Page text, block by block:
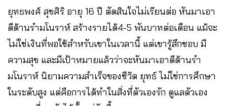
ยุทธพงศ์ สุขศิริ อายุ 16 ปี ตัดสินใจไม่เรียนต่อ หันมาเอา
ดีด้านรำมโนราห์ สร้างรายได้4-5 พันบาทต่อเดือน แม้จะ
ไม่ใช่เงินที่พอใช้สำหรับเขาในเวลานี้ แต่เขารู้สึกชอบ มี
ความสุข และมีเป้าหมายแล้วว่าจะหันมาเอาดีด้านรำ
มโนราห์ นิยามความสำเร็จของชีวิต ยุทธ์ ไม่ใช่การศึกษา
ในระดับสูง แต่คือการได้ทำในสิ่งที่ตัวเองรัก ดูแลตัวเอง